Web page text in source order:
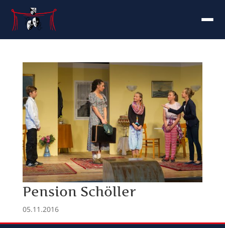
Pension Schöller
05.11.2016